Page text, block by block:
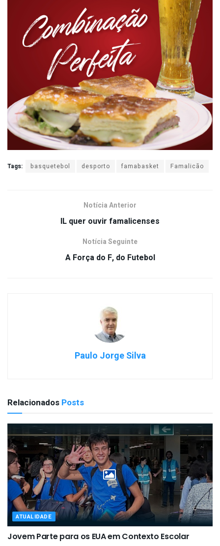
Tags: basquetebol desporto famabasket Famalicão
Notícia Anterior
IL quer ouvir famalicenses
Notícia Seguinte
A Força do F, do Futebol
Paulo Jorge Silva
Relacionados Posts
ATUALIDADE
Jovem Parte para os EUA em Contexto Escolar